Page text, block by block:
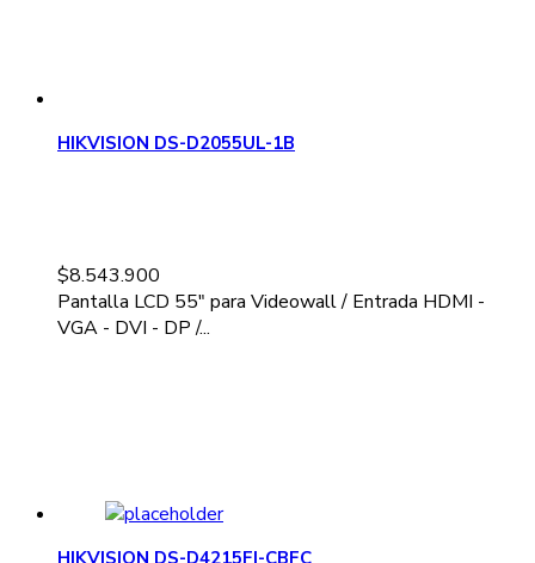
HIKVISION DS-D2055UL-1B
$8.543.900
Pantalla LCD 55" para Videowall / Entrada HDMI -
VGA - DVI - DP /...
HIKVISION DS-D4215FI-CBFC